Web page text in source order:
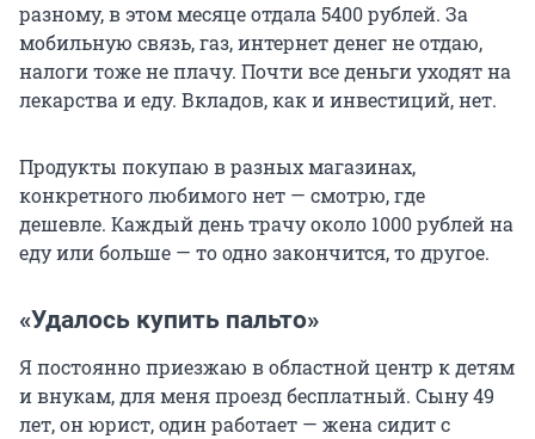
разному, в этом месяце отдала 5400 рублей. За
мобильную связь, газ, интернет денег не отдаю,
налоги тоже не плачу. Почти все деньги уходят на
лекарства и еду. Вкладов, как и инвестиций, нет.
Продукты покупаю в разных магазинах,
конкретного любимого нет — смотрю, где
дешевле. Каждый день трачу около 1000 рублей на
еду или больше — то одно закончится, то другое.
«Удалось купить пальто»
Я постоянно приезжаю в областной центр к детям
и внукам, для меня проезд бесплатный. Сыну 49
лет, он юрист, один работает — жена сидит с